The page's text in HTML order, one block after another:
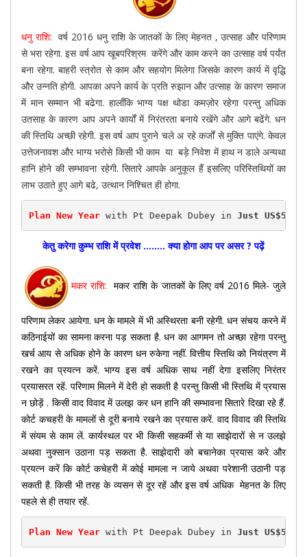
धनु राशि: वर्ष 2016 धनु राशि के जातकों के लिए मेहनत , उत्साह और परिणाम
से भरा रहेगा. इस वर्ष आप खूबपरिश्रम करेंगे और काम करने का उत्साह वर्ष पर्यंत
बना रहेगा. बाहरी स्त्रोत से काम और सहयोग मिलेगा जिसके कारण कार्य में वृद्धि
और उन्नति होगी. आपका अपने कार्य के प्रति रुझान और उत्साह के कारण समाज
में मान सम्मान भी बढेगा. हालाँकि भाग्य पक्ष थोडा कमज़ोर रहेगा परन्तु अधिक
उतसाह के कारण आप अपने कार्यों में निरंतरता बनाये रखेंगे और आगे बढेंगे. धन
की स्तिथि अच्छी रहेगी. इस वर्ष आप पुराने चले अ रहे कर्जों से मुक्ति पाएंगे. केवल
उत्तेजनावश और भाग्य भरोसे किसी भी काम या बड़े निवेश में हाथ न डाले अन्यथा
हानि होने की सम्भावना रहेगी. सितारे आपके अनुकूल हैं इसलिए परिस्तिथियों का
लाभ उठाते हुए आगे बढे, उत्थान निश्चित ही होगा.
Plan New Year with Pt Deepak Dubey in Just
केतु करेगा कुम्भ राशि में प्रवेश …….. क्या होगा आप पर असर ? पढ़ें
मकर राशि:मकर राशि के जातकों के लिए वर्ष 2016 मिले- जुले
परिणाम लेकर आयेगा. धन के मामले में भी अस्थिरता बनी रहेगी. धन संचय करने में
कठिनाईयों का सामना करना पड़ सकता है. धन का आगमन तो अच्छा रहेगा परन्तु
खर्च आय से अधिक होने के कारण धन रुकेगा नहीं. वित्तीय स्तिथि को नियंत्रण में
रखने का प्रयत्न करें. भाग्य इस वर्ष अधिक साथ नहीं देगा इसलिए निरंतर
प्रयासरत रहें. परिणाम मिलने में देरी हो सकती है परन्तु किसी भी स्तिथि में प्रयास
न छोड़ें . किसी वाद विवाद में उलझ कर धन हानि की सम्भावना सितारे दिखा रहे हैं.
कोर्ट कचहरी के मामलों से दूरी बनाये रखने का प्रयास करें. वाद विवाद की स्तिथि
में संयम से काम लें. कार्यस्थल पर भी किसी सहकर्मी से या साझेदारों से न उलझे
अथवा नुक्सान उठाना पड़ सकता है. साझेदारी को बचानेका प्रयास करे और
प्रयत्न करें कि कोर्ट कचेहरी में कोई मामला न जाये अथवा परेशानी उठानी पड़
सकती है. किसी भी तरह के व्यसन से दूर रहें और इस वर्ष अधिक मेहनत के लिए
पहले से ही तयार रहें.
Plan New Year with Pt Deepak Dubey in Just